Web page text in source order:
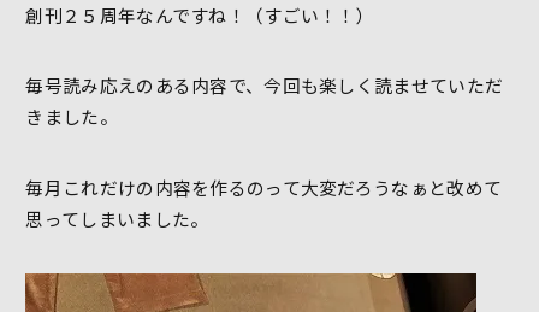
創刊２５周年なんですね！（すごい！！）
毎号読み応えのある内容で、今回も楽しく読ませていただ
きました。
毎月これだけの内容を作るのって大変だろうなぁと改めて
思ってしまいました。